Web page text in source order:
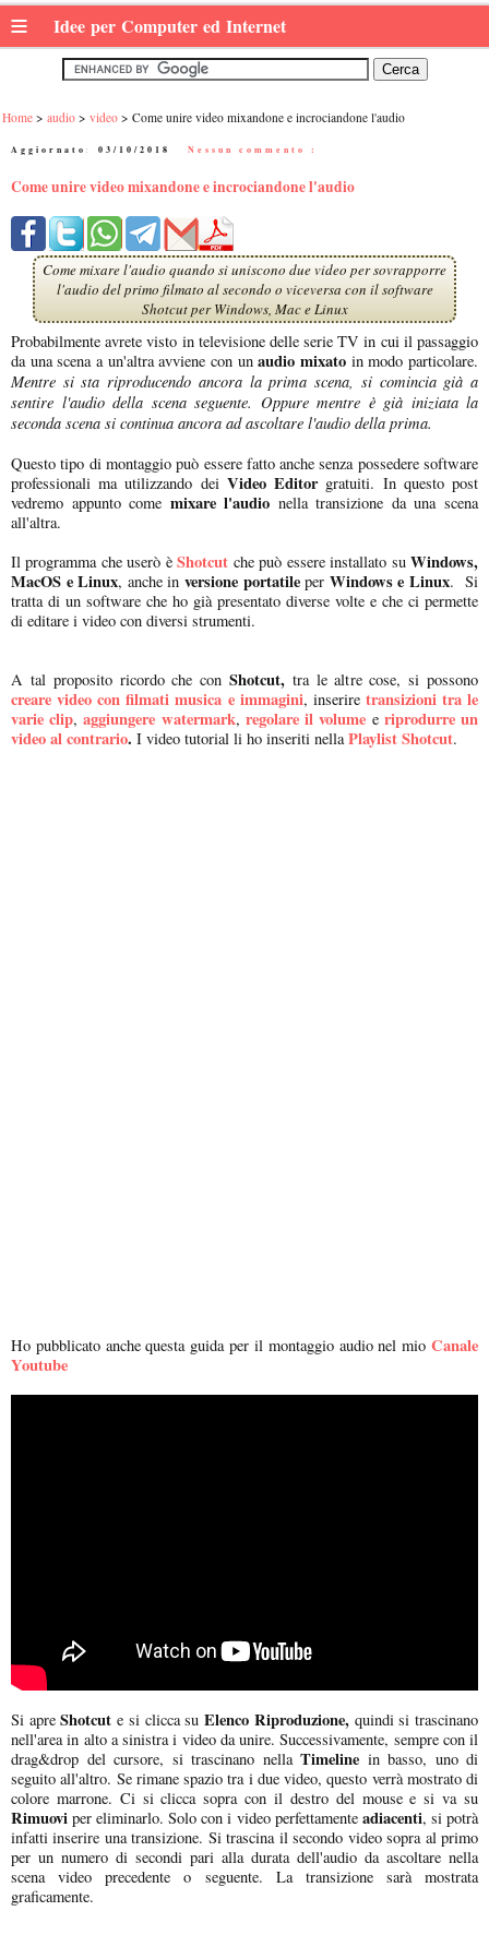
≡ Idee per Computer ed Internet
Home audio video Come unire video mixandone e incrociandone l'audio
Aggiornato: 03/10/2018 Nessun commento :
Come unire video mixandone e incrociandone l'audio
Come mixare l'audio quando si uniscono due video per sovrapporre
l'audio del primo filmato al secondo o viceversa con il software
Shotcut per Windows, Mac e Linux
Probabilmente avrete visto in televisione delle serie TV in cui il passaggio
da una scena a un'altra avviene con unaudio mixato in modo particolare.
Mentre si sta riproducendo ancora la prima scena, si comincia già a
sentire l'audio della scena seguente. Oppure mentre è già iniziata la
seconda scena si continua ancora ad ascoltare l'audio della prima.
Questo tipo di montaggio può essere fatto anche senza possedere software
professionali ma utilizzando dei Video Editorgratuiti. In questo post
vedremo appunto come mixare l'audio nella transizione da una scena
all'altra.
Il programma che userò è Shotcut che può essere installato suWindows,
MacOS e Linux, anche in versione portatileper Windows e Linux. Si
tratta di un software che ho già presentato diverse volte e che ci permette
di editare i video con diversi strumenti.
A tal proposito ricordo che con Shotcut, tra le altre cose, si possono
creare video con filmati musica e immagini, inserire transizioni tra le
varie clip, aggiungere watermark, regolare il volume e riprodurre un
video al contrario. I video tutorial li ho inseriti nellaPlaylist Shotcut.
Ho pubblicato anche questa guida per il montaggio audio nel mio Canale
Youtube
Si apreShotcut e si clicca su Elenco Riproduzione, quindi si trascinano
nell'area in alto a sinistra i video da unire. Successivamente, sempre con il
drag&drop del cursore, si trascinano nella Timeline in basso, uno di
seguito all'altro. Se rimane spazio tra i due video, questo verrà mostrato di
colore marrone. Ci si clicca sopra con il destro del mouse e si va su
Rimuovi per eliminarlo. Solo con i video perfettamenteadiacenti, si potrà
infatti inserire una transizione. Si trascina il secondo video sopra al primo
per un numero di secondi pari alla durata dell'audio da ascoltare nella
scena video precedente o seguente. La transizione sarà mostrata
graficamente.